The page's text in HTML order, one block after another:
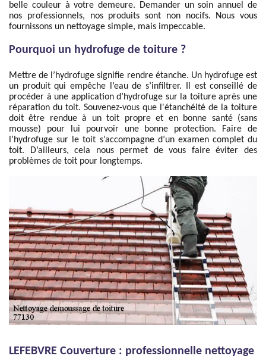
belle couleur à votre demeure. Demander un soin annuel de
nos professionnels, nos produits sont non nocifs. Nous vous
fournissons un nettoyage simple, mais impeccable.
Pourquoi un hydrofuge de toiture ?
Mettre de l’hydrofuge signifie rendre étanche. Un hydrofuge est
un produit qui empêche l’eau de s’infiltrer. Il est conseillé de
procéder à une application d’hydrofuge sur la toiture après une
réparation du toit. Souvenez-vous que l'étanchéité de la toiture
doit être rendue à un toit propre et en bonne santé (sans
mousse) pour lui pourvoir une bonne protection. Faire de
l’hydrofuge sur le toit s’accompagne d’un examen complet du
toit. D’ailleurs, cela nous permet de vous faire éviter des
problèmes de toit pour longtemps.
LEFEBVRE Couverture : professionnelle nettoyage